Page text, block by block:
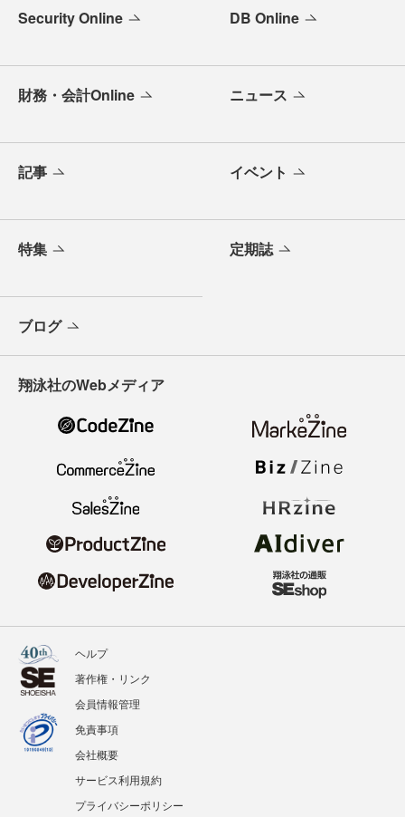
Security Online DB Online
財務・会計Online ニュース
記事 イベント
特集 定期誌
ブログ
翔泳社のWebメディア
ヘルプ
著作権・リンク
会員情報管理
免責事項
会社概要
サービス利用規約
プライバシーポリシー